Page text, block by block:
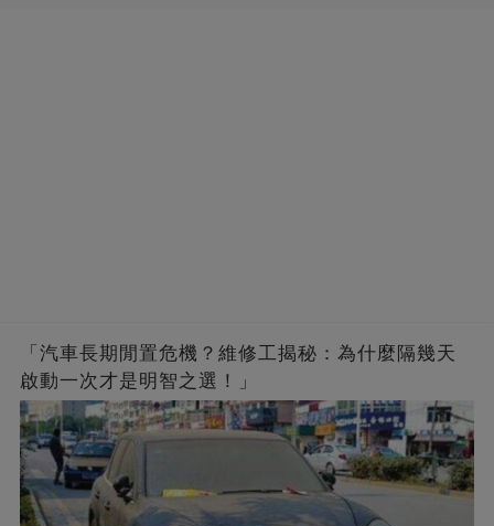
「汽車長期閒置危機？維修工揭秘：為什麼隔幾天
啟動一次才是明智之選！」